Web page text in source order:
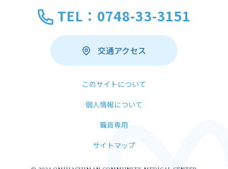
TEL：0748-33-3151
交通アクセス
このサイトについて
個人情報について
職員専用
サイトマップ